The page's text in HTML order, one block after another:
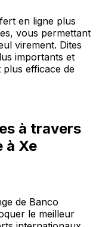
en ligne plus
vous permettant
virement. Dites
importants et
plus efficace de
à travers
à Xe
de Banco
le meilleur